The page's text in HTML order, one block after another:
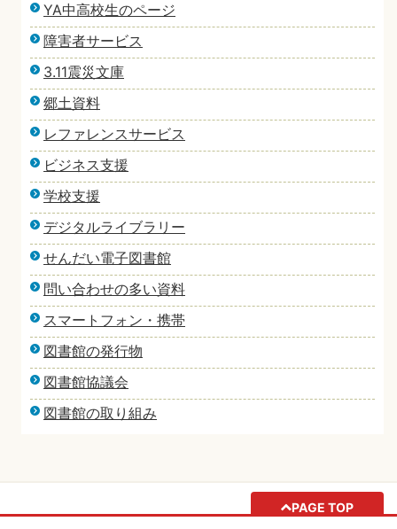
YA中高校生のページ
障害者サービス
3.11震災文庫
郷土資料
レファレンスサービス
ビジネス支援
学校支援
デジタルライブラリー
せんだい電子図書館
問い合わせの多い資料
スマートフォン・携帯
図書館の発行物
図書館協議会
図書館の取り組み
PAGE TOP